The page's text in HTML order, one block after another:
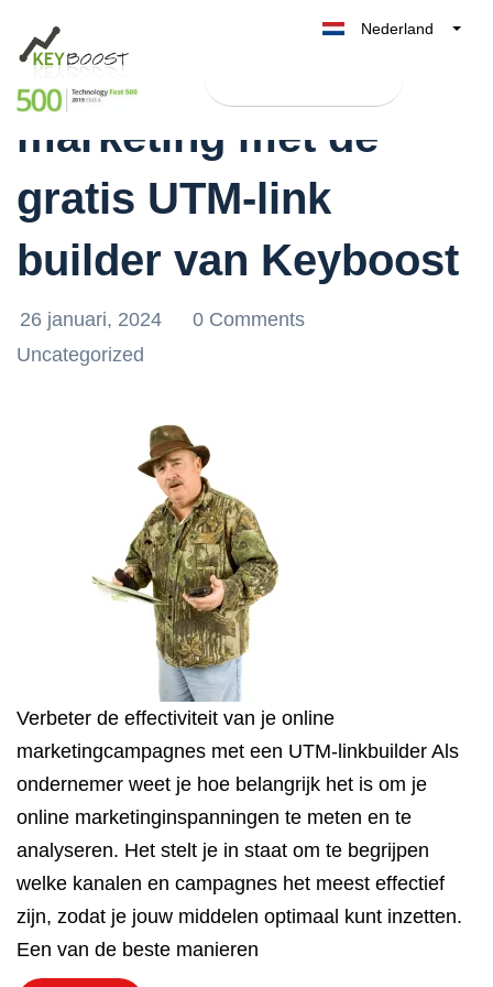
Nederland
België
Italia
Verbeter je online
marketing met de
gratis UTM-link
builder van Keyboost
26 januari, 2024
0 Comments
Uncategorized
Verbeter de effectiviteit van je online
marketingcampagnes met een UTM-linkbuilder Als
ondernemer weet je hoe belangrijk het is om je
online marketinginspanningen te meten en te
analyseren. Het stelt je in staat om te begrijpen
welke kanalen en campagnes het meest effectief
zijn, zodat je jouw middelen optimaal kunt inzetten.
Een van de beste manieren